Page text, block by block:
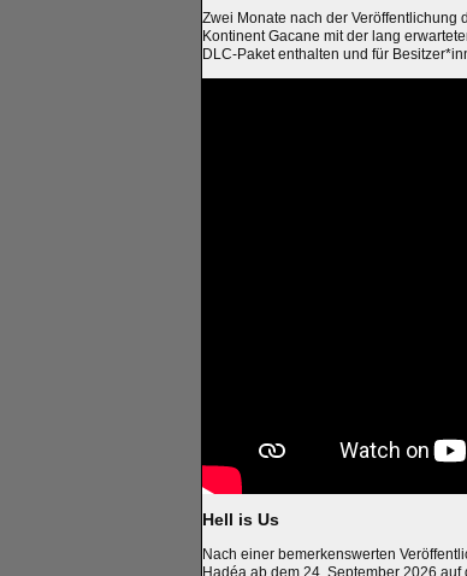
Zwei Monate nach der Veröffentlichung
Kontinent Gacane mit der lang
DLC-Paket enthalten und für
Hell is Us
Nach einer bemerkenswerten
Hadéa ab dem 24. September 2026